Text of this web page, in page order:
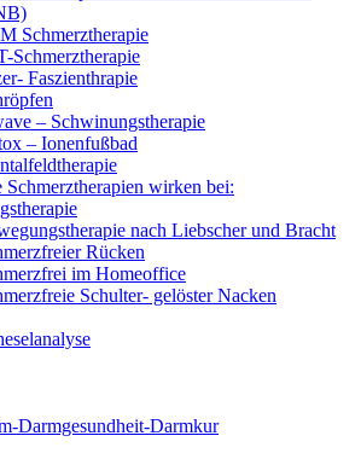
Schmerztherapie
Schmerztherapie
Faszienthrapie
– Schwinungstherapie
– Ionenfußbad
Schmerztherapien wirken bei:
nach Liebscher und Bracht
Rücken
im Homeoffice
Schulter- gelöster Nacken
Darmgesundheit-Darmkur